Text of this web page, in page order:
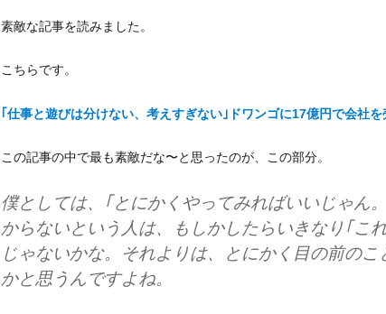
素敵な記事を読みました。
こちらです。
｢仕事と遊びは分けない、考えすぎない｣ドワンゴに17億円で会社
この記事の中で最も素敵だな〜と思ったのが、この部分。
僕としては、｢とにかくやってみればいいじゃん
からないという人は、もしかしたらいきなり｢こ
じゃないかな。それよりは、とにかく目の前の
かと思うんですよね。